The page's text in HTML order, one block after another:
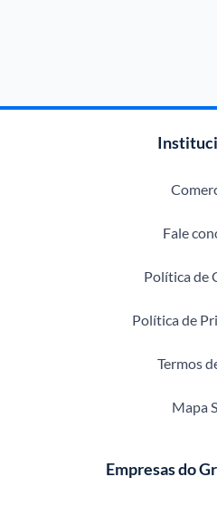
Fale
Política de
Política de
Termos
Mapa
Empresas do